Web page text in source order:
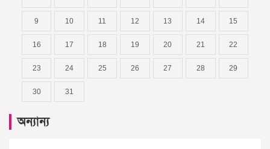
9 10 11 12 13 14 15
16 17 18 19 20 21 22
23 24 25 26 27 28 29
30 31
অন্যান্য